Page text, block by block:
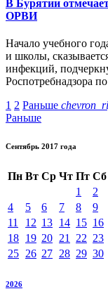
В Бурятии
ОРВИ
Начало учебного
и школы,
инфекций,
Роспотребнадзора
1 2 Раньше
Раньше
Сентябрь 2017 года
Пн Вт Ср Чт Пт Сб
1
2
4
5 6 7 8 9
11
12 13 14 15 16
18 19 20 21 22 23
25 26 27 28 29 30
2026